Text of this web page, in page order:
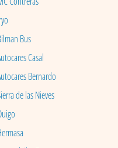
Bus
Casal
Bernardo
de las Nieves